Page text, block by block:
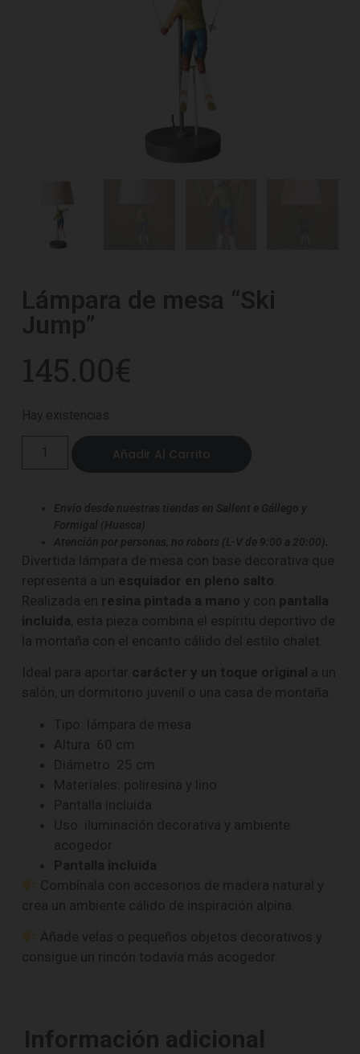
Lámpara de mesa “Ski
Jump”
145.00€
Hay existencias
Añadir Al Carrito
Envío desde nuestras tiendas en Sallent e Gállego y
Formigal (Huesca)
Atención por personas, no robots (L-V de 9:00 a 20:00).
Divertida lámpara de mesa con base decorativa que
representa a un esquiador en pleno salto
Realizada en resina pintada a mano y con pantalla
incluida, esta pieza combina el espíritu deportivo de
la montaña con el encanto cálido del estilo chalet.
Ideal para aportar carácter y un toque original a un
salón, un dormitorio juvenil o una casa de montaña.
Tipo: lámpara de mesa
Altura: 60 cm
Diámetro: 25 cm
Materiales: poliresina y lino
Pantalla incluida
Uso: iluminación decorativa y ambiente
acogedor
Pantalla incluida
Combínala con accesorios de madera natural y
crea un ambiente cálido de inspiración alpina.
Añade velas o pequeños objetos decorativos y
consigue un rincón todavía más acogedor.
Información adicional